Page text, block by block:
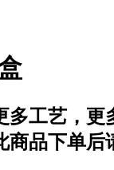
多工艺，更
商品下单后